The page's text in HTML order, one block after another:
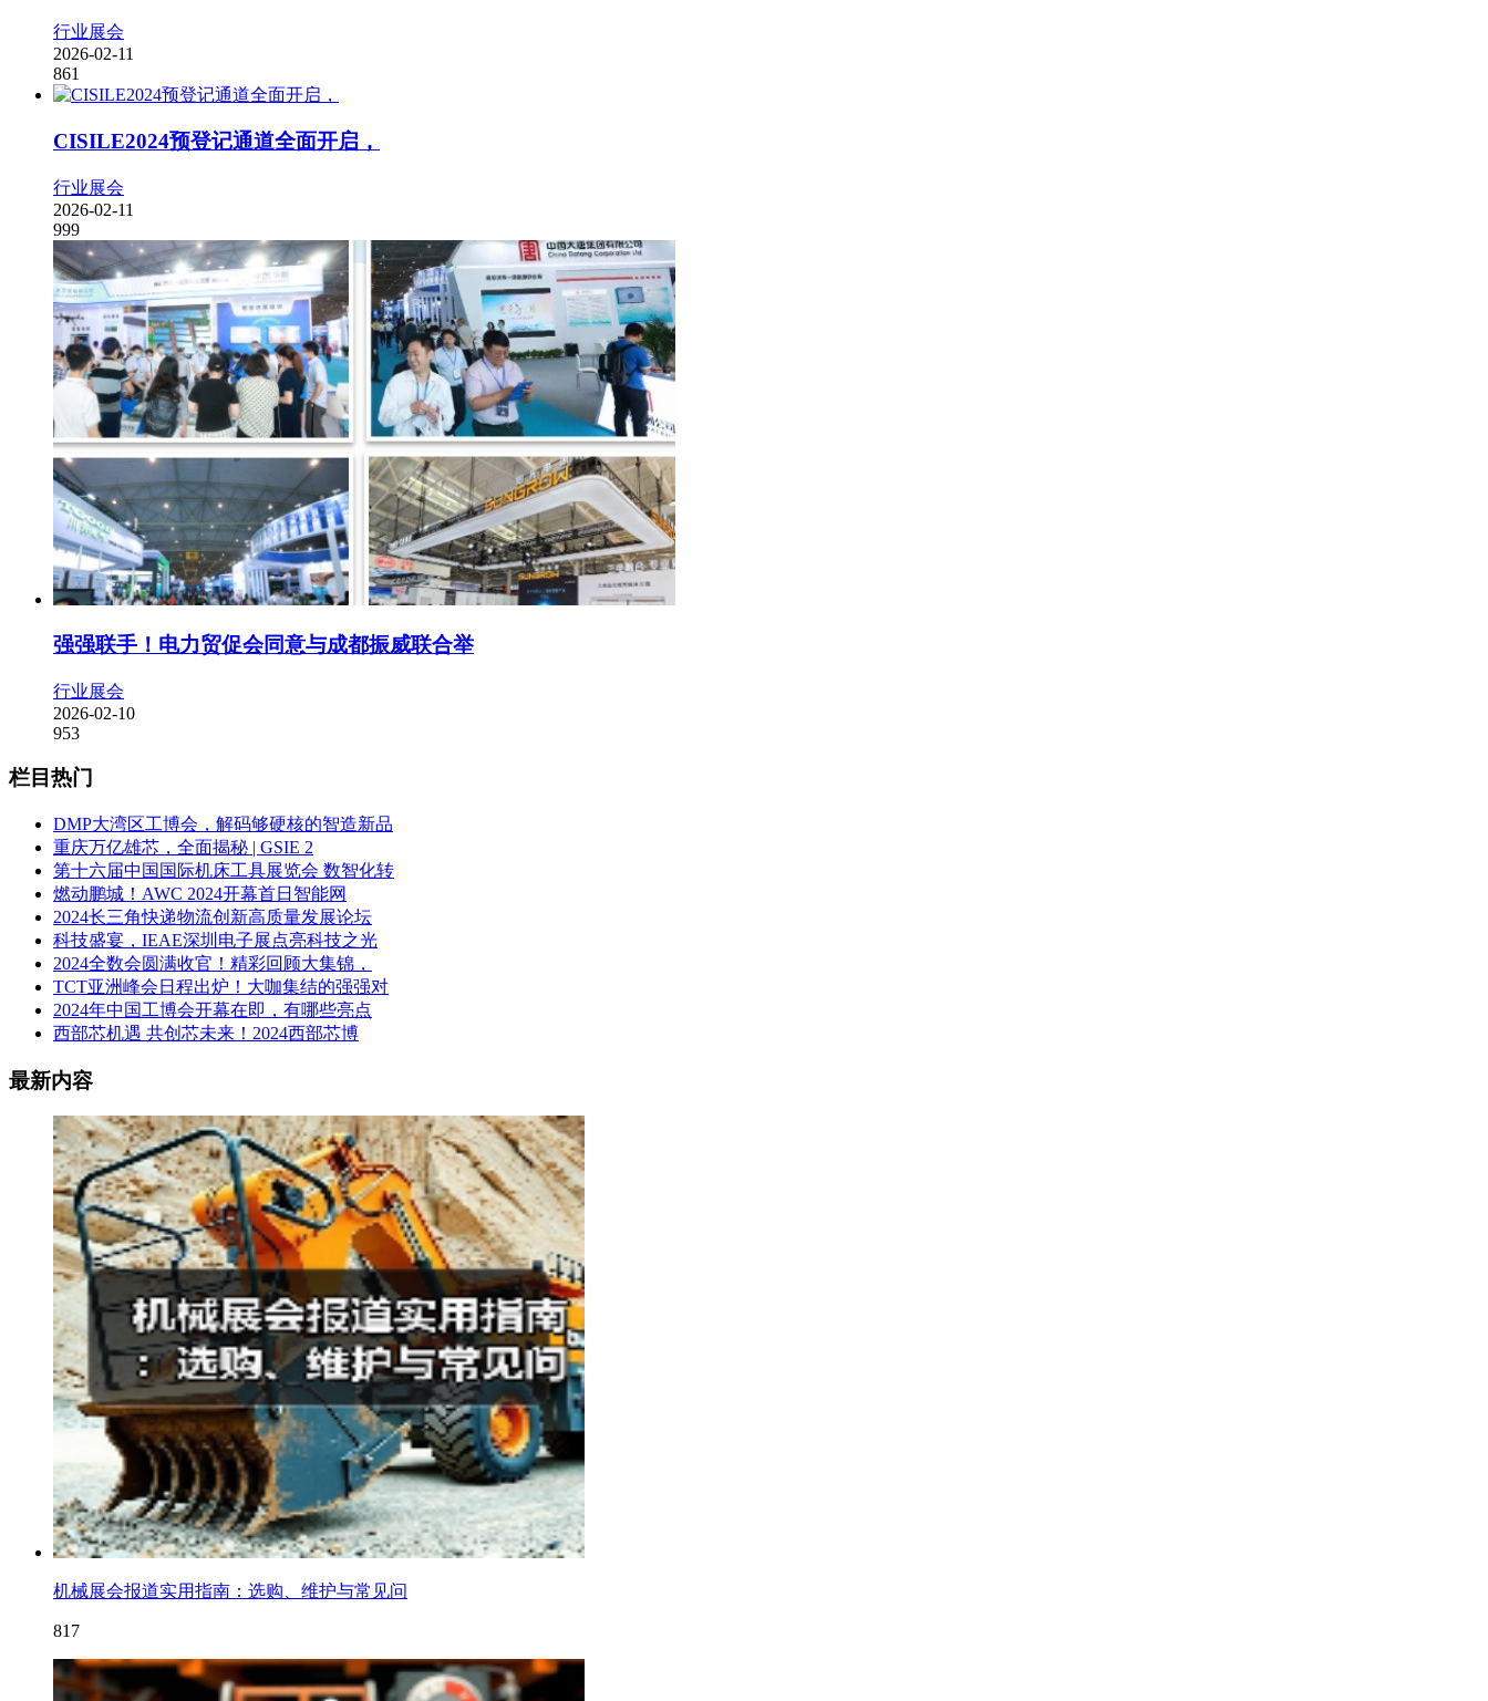
行业展会
2026-02-11
861
CISILE2024预登记通道全面开启，
行业展会
2026-02-11
999
强强联手！电力贸促会同意与成都振威联合举
行业展会
2026-02-10
953
栏目热门
DMP大湾区工博会，解码够硬核的智造新品
重庆万亿雄芯，全面揭秘 | GSIE 2
第十六届中国国际机床工具展览会 数智化转
燃动鹏城！AWC 2024开幕首日智能网
2024长三角快递物流创新高质量发展论坛
科技盛宴，IEAE深圳电子展点亮科技之光
2024全数会圆满收官！精彩回顾大集锦，
TCT亚洲峰会日程出炉！大咖集结的强强对
2024年中国工博会开幕在即，有哪些亮点
西部芯机遇 共创芯未来！2024西部芯博
最新内容
机械展会报道实用指南：选购、维护与常见问
817